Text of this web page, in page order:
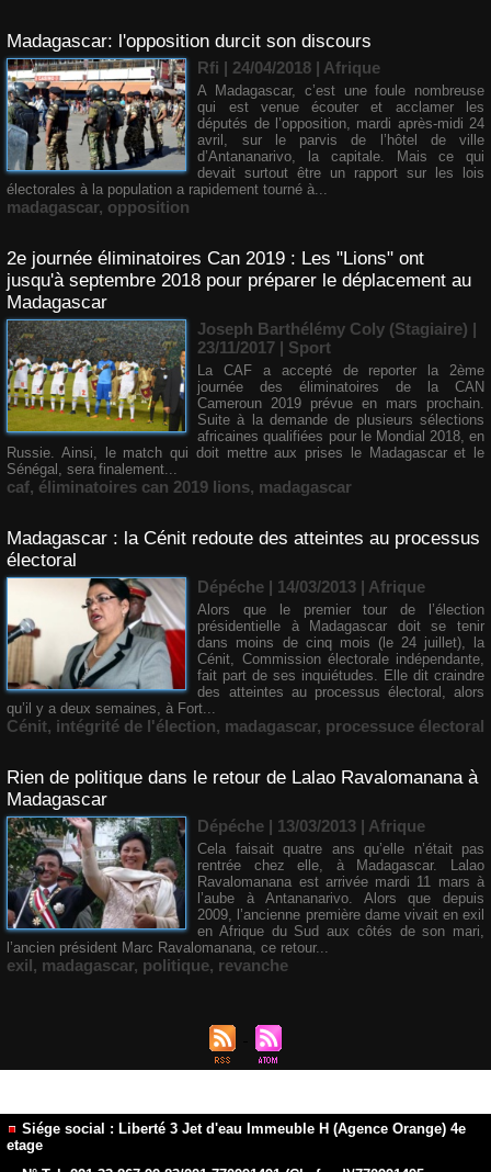
Madagascar: l'opposition durcit son discours
Rfi | 24/04/2018 | Afrique
​A Madagascar, c’est une foule nombreuse
qui est venue écouter et acclamer les
députés de l’opposition, mardi après-midi 24
avril, sur le parvis de l’hôtel de ville
d’Antananarivo, la capitale. Mais ce qui
devait surtout être un rapport sur les lois
électorales à la population a rapidement tourné à...
madagascar, opposition
2e journée éliminatoires Can 2019 : Les "Lions" ont
jusqu'à septembre 2018 pour préparer le déplacement au
Madagascar
Joseph Barthélémy Coly (Stagiaire) |
23/11/2017 | Sport
La CAF a accepté de reporter la 2ème
journée des éliminatoires de la CAN
Cameroun 2019 prévue en mars prochain.
Suite à la demande de plusieurs sélections
africaines qualifiées pour le Mondial 2018, en
Russie. Ainsi, le match qui doit mettre aux prises le Madagascar et le
Sénégal, sera finalement...
caf, éliminatoires can 2019 lions, madagascar
Madagascar : la Cénit redoute des atteintes au processus
électoral
Dépéche | 14/03/2013 | Afrique
Alors que le premier tour de l’élection
présidentielle à Madagascar doit se tenir
dans moins de cinq mois (le 24 juillet), la
Cénit, Commission électorale indépendante,
fait part de ses inquiétudes. Elle dit craindre
des atteintes au processus électoral, alors
qu’il y a deux semaines, à Fort...
Cénit, intégrité de l'élection, madagascar, processuce électoral
Rien de politique dans le retour de Lalao Ravalomanana à
Madagascar
Dépéche | 13/03/2013 | Afrique
Cela faisait quatre ans qu’elle n’était pas
rentrée chez elle, à Madagascar. Lalao
Ravalomanana est arrivée mardi 11 mars à
l’aube à Antananarivo. Alors que depuis
2009, l’ancienne première dame vivait en exil
en Afrique du Sud aux côtés de son mari,
l’ancien président Marc Ravalomanana, ce retour...
exil, madagascar, politique, revanche
Siége social : Liberté 3 Jet d'eau Immeuble H (Agence Orange) 4e
etage